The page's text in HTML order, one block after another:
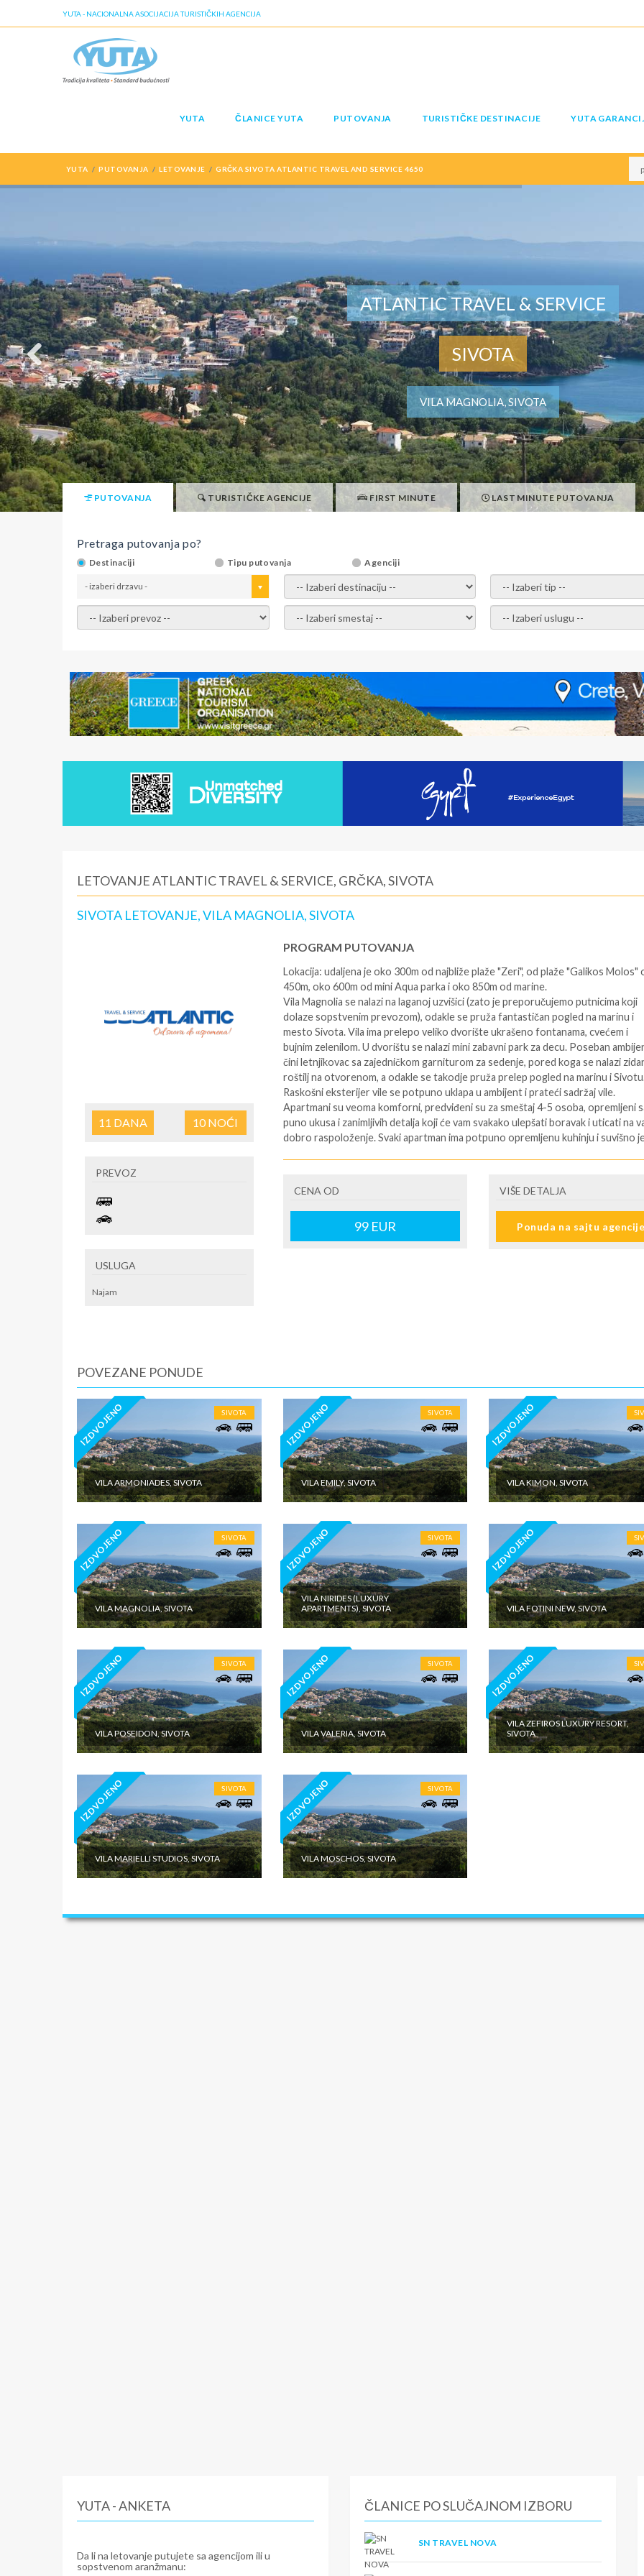
YUTA - NACIONALNA ASOCIJACIJA TURISTIČKIH AGENCIJA
YUTA ČLANICE YUTA PUTOVANJA TURISTIČKE DESTINACIJE YUTA
YUTA PUTOVANJA LETOVANJE GRČKA SIVOTA ATLANTIC TRAVEL AND SERVICE 4650
ATLANTIC TRAVEL & SERVICE
SIVOTA
VILA MAGNOLIA, SIVOTA
PUTOVANJA TURISTIČKE AGENCIJE FIRST MINUTE LAST MINUTE PUTOVANJA
Pretraga putovanja po?
Destinaciji Tipu putovanja Agenciji
- izaberi drzavu - - izaberi destinaciju - - izaberi tip -
- izaberi prevoz - - Izaberite smestaj - - Izaberite uslugu -
LETOVANJE ATLANTIC TRAVEL & SERVICE, GRČKA, SIVOTA
SIVOTA LETOVANJE, VILA MAGNOLIA, SIVOTA
11 DANA 10NOĆI
PREVOZ
USLUGA
Najam
PROGRAM PUTOVANJA
Lokacija: udaljena je oko 300m od najbliže plaže "Zeri", od plaže "Galikos Molos"
450m, oko 600m od mini Aqua parka i oko 850m od marine.
Vila Magnolia se nalazi na laganoj uzvišici (zato je preporučujemo putnicima koji
dolaze sopstvenim prevozom), odakle se pruža fantastičan pogled na marinu i
mesto Sivota. Vila ima prelepo veliko dvorište ukrašeno fontanama, cvećem i
bujnim zelenilom. U dvorištu se nalazi mini zabavni park za decu. Poseban
čini letnjikovac sa zajedničkom garniturom za sedenje, pored koga se nalazi
roštilj na otvorenom, a odakle se takodje pruža prelep pogled na marinu i
Raskošni eksterijer vile se potpuno uklapa u ambijent i prateći sadržaj vile.
Apartmani su veoma komforni, predviđeni su za smeštaj 4-5 osoba, opremljeni
puno ukusa i zanimljivih detalja koji će vam svakako ulepšati boravak i uticati na
dobro raspoloženje. Svaki apartman ima potpuno opremljenu kuhinju i suvišno
Pogled koji ostavlja bez daha je ono što ovaj penthouse na poslednjem spratu
čini posebnim. Jedinstvenost istog je i u predivnoj, velikoj terasi opremljenoj
ležaljkama, što vam omogućava uživanje na suncu u privatnosti vašeg
velelepne terase se pruža vidik na prelepu Sivotu, zelena brda i mora iza gradića.
Veoma prostran i sa ukusom opremljen kvalitetnim nameštajem, ovaj moderni
1/4 apartman - u jednoj prostoriji bračni ležaj, u drugoj prostoriji čajna kuhinja i
kanabe na razvlačenje.
1/4 penthouse - apartman na poslednjem spratu sa dve terase sa pogledom na
more, u jednoj prostoriji bračni ležaj, u drugoj prostoriji čajna kuhinja i dva
ležaja.
U pojedinim slučajevima moguća su odstupanja mera ležaja od našeg standarda.
Grčki standard za normalni ležaj je 185cm-200cm sa 75-90cm, a bračni ležaj (dve
osobe) 185–200cm sa 120–155cm.
Korišćenje WI-FI interneta i peškira - BESPLATNO. Doplata za korišćenje klima
uređaja je 5€ po danu.
GPS KOORDINATE: 39°24'52.2"N 20°14'15.0"E
SMENE
06.06.-24.09.
NAPOMENE O CENI
U CENU JE UKLJUČENO
U CENU NIJE UKLJUČENO
CENA OD
99EUR
VIŠE DETALJA
Ponuda na sajtu
POVEZANE PONUDE
IZDVOJENO SIVOTA
VILA ARMONIADES, SIVOTA
IZDVOJENO SIVOTA
VILA EMILY, SIVOTA
IZDVOJENO
VILA KIMON, SIVOTA
IZDVOJENO SIVOTA
VILA MAGNOLIA, SIVOTA
IZDVOJENO SIVOTA
VILA NIRIDES (LUXURY
APARTMENTS), SIVOTA
IZDVOJENO
VILA FOTINI NEW, SIVOTA
IZDVOJENO SIVOTA
VILA POSEIDON, SIVOTA
IZDVOJENO SIVOTA
VILA VALERIA, SIVOTA
IZDVOJENO
VILA ZEFIROS LUXURY RESORT,
SIVOTA
IZDVOJENO SIVOTA
VILA MARIELLI STUDIOS, SIVOTA
IZDVOJENO SIVOTA
VILA MOSCHOS, SIVOTA
YUTA - ANKETA
Da li na letovanje putujete sa agencijom ili u
sopstvenom aranžmanu:
ČLANICE PO SLUČAJNOM IZBORU
SN TRAVEL NOVA